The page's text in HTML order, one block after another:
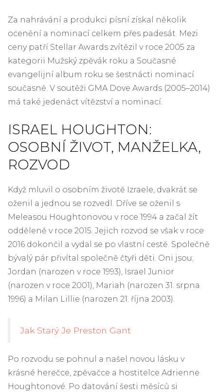
Za nahrávání a produkci písní získal několik
ocenění a nominací celkem přes padesát. Mezi
ceny patří Stellar Awards zvítězil v roce 2005 za
kategorii Mužský zpěvák roku a Současné
evangelijní album roku se šestnácti nominací
současně. V soutěži GMA Dove Awards (2005–2014)
má také jedenáct vítězství a nominací.
ISRAEL HOUGHTON:
OSOBNÍ ŽIVOT, MANŽELKA,
ROZVOD
Když mluvil o osobním životě Izraele, dvakrát se
oženil a jednou se rozvedl. Dříve se oženil s
Meleasou Houghtonovou v roce 1994 a začal žít
odděleně v roce 2015. Jejich rozvod se však v roce
2016 dokončil a vydal se po vlastní cestě. Společně
bývalý pár přivítal společně čtyři děti. Oni jsou;
Jordan (narozen v roce 1993), Israel Junior
(narozen v roce 2001), Mariah (narozen 31. srpna
1996) a Milan Lillie (narozen 21. října 2003).
Jak Starý Je Preston Gant
Po rozvodu se pohnul a našel novou lásku v
krásné herečce, zpěvačce a hostitelce Adrienne
Houghtonové. Po datování šesti měsíců si